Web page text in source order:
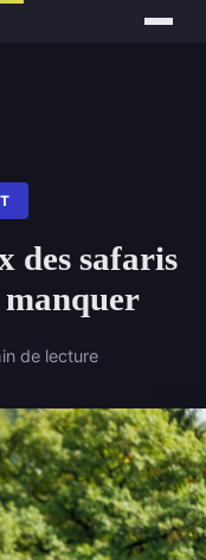
des safaris
manquer
de lecture